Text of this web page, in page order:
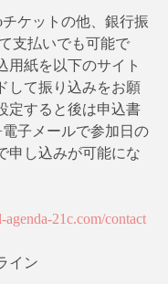
チケットの他、銀行振
支払いでも可能で
用紙を以下のサイト
して振り込みをお願
定すると後は申込書
子メールで参加日の
申し込みが可能にな
21c.com/contact
イン